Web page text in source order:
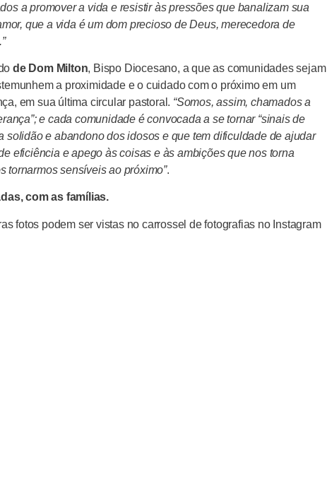
a promover a vida e resistir às pressões que banalizam sua
que a vida é um dom precioso de Deus, merecedora de
de Dom Milton, Bispo Diocesano, a que as comunidades sejam
a proximidade e o cuidado com o próximo em um
em sua última circular pastoral. “Somos, assim, chamados a
e cada comunidade é convocada a se tornar “sinais de
solidão e abandono dos idosos e que tem dificuldade de ajudar
eficiência e apego às coisas e às ambições que nos torna
tornarmos sensíveis ao próximo”.
com as famílias.
fotos podem ser vistas no carrossel de fotografias no Instagram